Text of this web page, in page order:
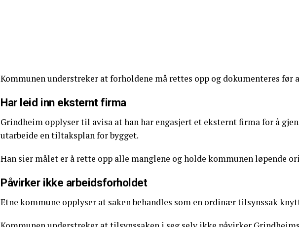
Kommunen understreker at forholdene må rettes opp og dokumenteres før
Har leid inn eksternt firma
Grindheim opplyser til avisa at han har engasjert et eksternt firma for å
utarbeide en tiltaksplan for bygget.
Han sier målet er å rette opp alle manglene og holde kommunen løpende
Påvirker ikke arbeidsforholdet
Etne kommune opplyser at saken behandles som en ordinær tilsynssak